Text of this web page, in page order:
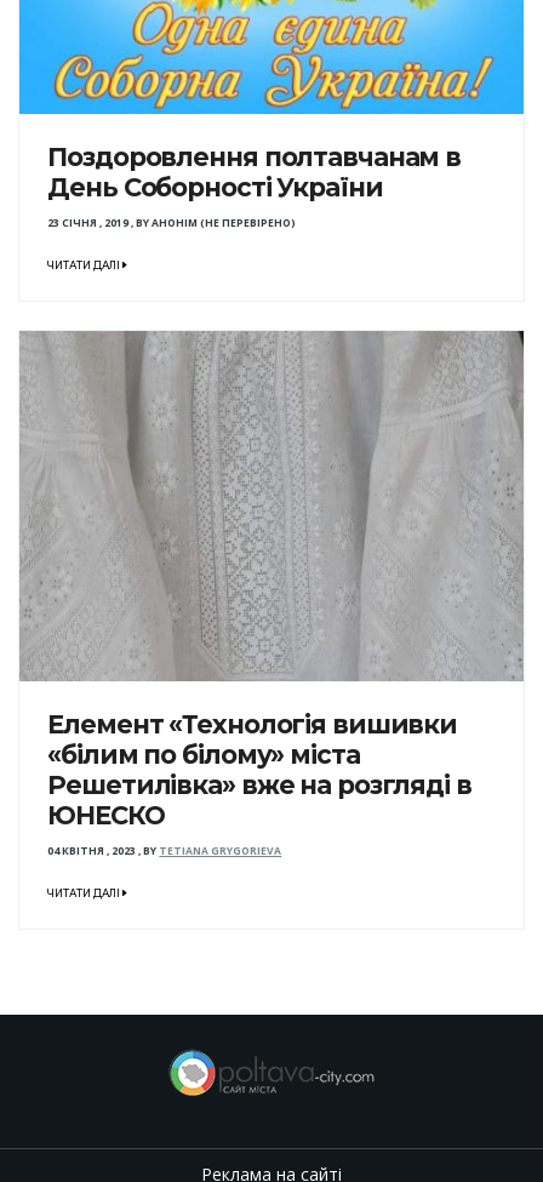
Поздоровлення полтавчанам в
День Соборності України
23 СІЧНЯ , 2019,BYАНОНІМ (НЕ ПЕРЕВІРЕНО)
ЧИТАТИ ДАЛІ
Елемент «Технологія вишивки
«білим по білому» міста
Решетилівка» вже на розгляді в
ЮНЕСКО
04 КВІТНЯ , 2023 ,BY TETIANA GRYGORIEVA
ЧИТАТИ ДАЛІ
Реклама на сайті